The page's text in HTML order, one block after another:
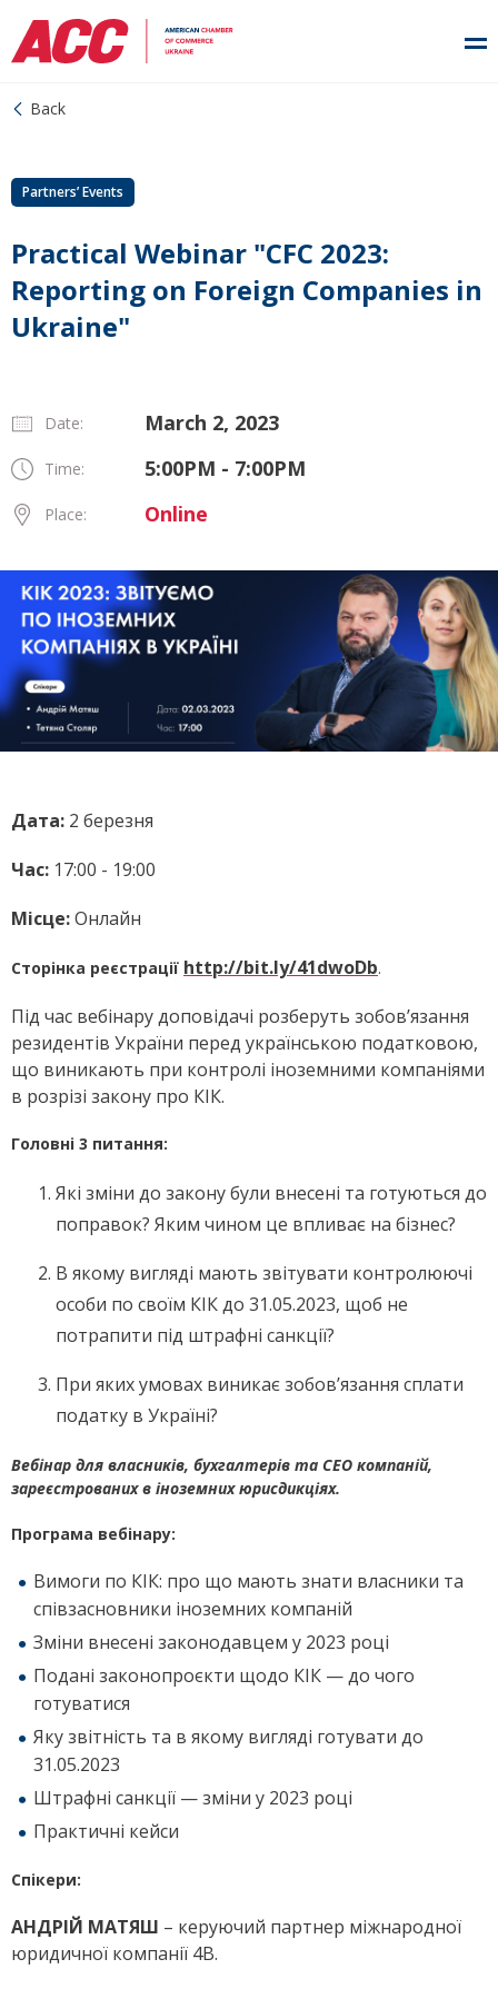
Back
Partners’ Events
Practical Webinar "CFC 2023:
Reporting on Foreign Companies in
Ukraine"
Date: March 2, 2023
Time: 5:00PM - 7:00PM
Place: Online
Дата: 2 березня
Час: 17:00 - 19:00
Місце:Онлайн
Сторінка реєстрації http://bit.ly/41dwoDb.
Під час вебінару доповідачі розберуть зобов’язання
резидентів України перед українською податковою,
що виникають при контролі іноземними компаніями
в розрізі закону про КІК.
Головні 3 питання:
Які зміни до закону були внесені та готуються до
поправок? Яким чином це впливає на бізнес?
В якому вигляді мають звітувати контролюючі
особи по своїм КІК до 31.05.2023, щоб не
потрапити під штрафні санкції?
При яких умовах виникає зобов’язання сплати
податку в Україні?
Вебінар для власників, бухгалтерів та CEO компаній,
зареєстрованих в іноземних юрисдикціях.
Програма вебінару:
Вимоги по КІК: про що мають знати власники та
співзасновники іноземних компаній
Зміни внесені законодавцем у 2023 році
Подані законопроєкти щодо КІК — до чого
готуватися
Яку звітність та в якому вигляді готувати до
31.05.2023
Штрафні санкції — зміни у 2023 році
Практичні кейси
Спікери:
АНДРІЙ МАТЯШ – керуючий партнер міжнародної
юридичної компанії 4В.